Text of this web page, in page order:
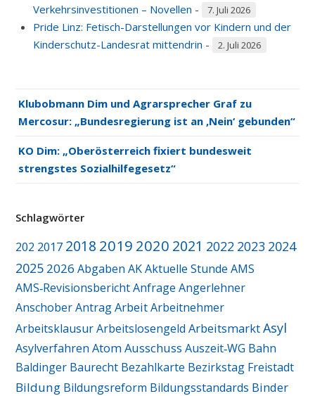
Verkehrsinvestitionen – Novellen - 7. Juli 2026
Pride Linz: Fetisch-Darstellungen vor Kindern und der
Kinderschutz-Landesrat mittendrin - 2. Juli 2026
Klubobmann Dim und Agrarsprecher Graf zu
Mercosur: „Bundesregierung ist an ‚Nein‘ gebunden“
KO Dim: „Oberösterreich fixiert bundesweit
strengstes Sozialhilfegesetz“
Schlagwörter
202 2017 2018 2019 2020 2021 2022 2023 2024
2025 2026 Abgaben AK Aktuelle Stunde AMS
AMS‑Revisionsbericht Anfrage Angerlehner
Anschober Antrag Arbeit Arbeitnehmer
Arbeitsklausur Arbeitslosengeld ArbeitsmarktAsyl
Asylverfahren Atom Ausschuss Auszeit‑WG Bahn
Baldinger Baurecht Bezahlkarte Bezirkstag Freistadt
Bildung Bildungsreform Bildungsstandards Binder